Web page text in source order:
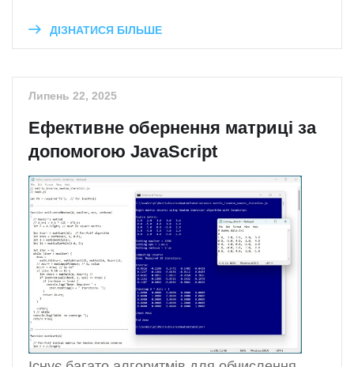
ДІЗНАТИСЯ БІЛЬШЕ
Липень 22, 2025
Ефективне обернення матриці за
допомогою JavaScript